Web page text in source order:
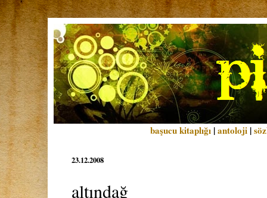
başucu kitaplığı |antoloji |
23.12.2008
altındağ